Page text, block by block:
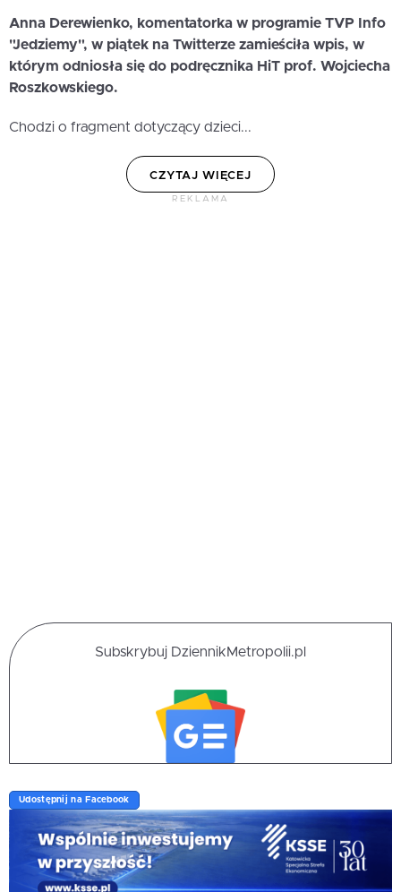
Anna Derewienko, komentatorka w programie TVP Info
"Jedziemy", w piątek na Twitterze zamieściła wpis, w
którym odniosła się do podręcznika HiT prof. Wojciecha
Roszkowskiego.
Chodzi o fragment dotyczący dzieci...
CZYTAJ WIĘCEJ
REKLAMA
Subskrybuj DziennikMetropolii.pl
Udostępnij na Facebook